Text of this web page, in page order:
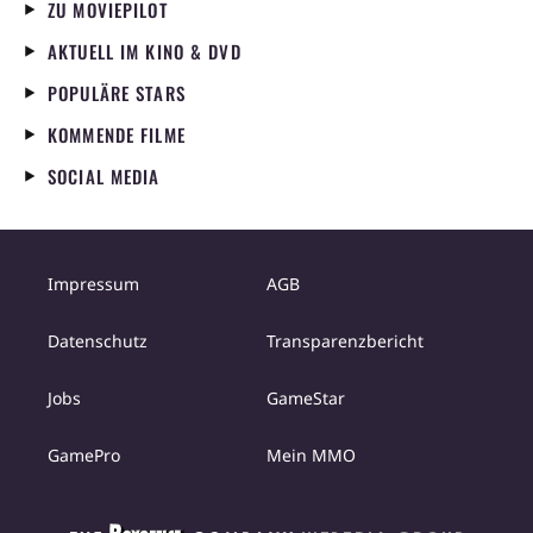
ZU MOVIEPILOT
AKTUELL IM KINO & DVD
POPULÄRE STARS
KOMMENDE FILME
SOCIAL MEDIA
Impressum AGB
Datenschutz Transparenzbericht
Jobs GameStar
GamePro Mein MMO